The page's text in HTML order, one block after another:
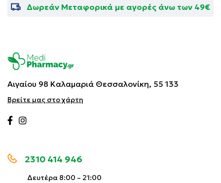
Δωρεάν Μεταφορικά με αγορές άνω των 49€
Αιγαίου 98 Καλαμαριά Θεσσαλονίκη, 55 133
Βρείτε μας στο χάρτη
2310 414 946
Δευτέρα 8:00 – 21:00